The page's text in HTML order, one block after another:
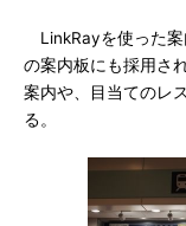
LinkRayを使った案
の案内板にも採用さ
案内や、目当てのレ
る。